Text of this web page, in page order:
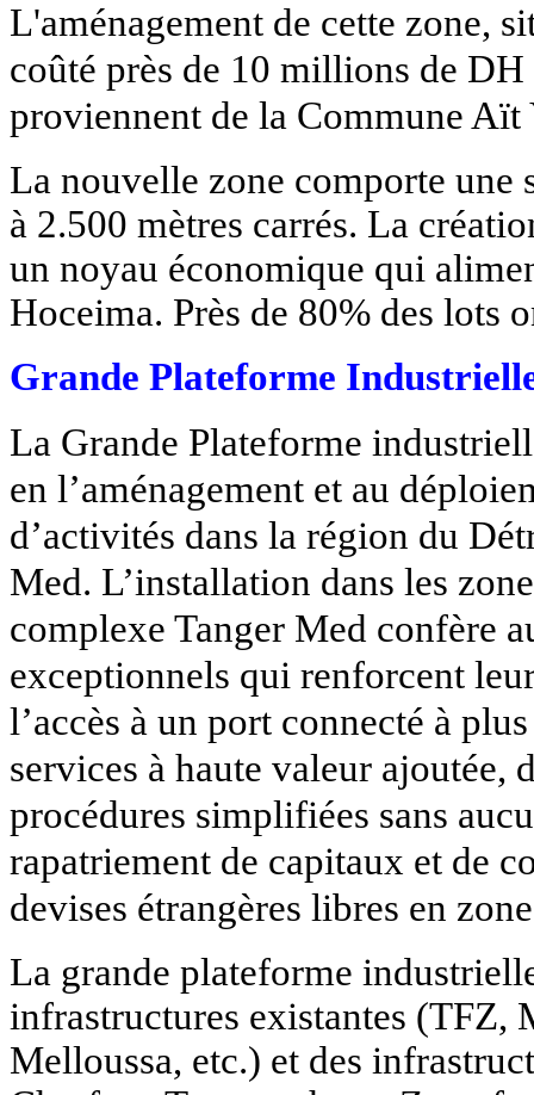
L'aménagement de cette zone,
coûté près de 10 millions de
proviennent de la Commune
La nouvelle zone comporte une
à 2.500 mètres carrés. La
un noyau économique qui
Hoceima. Près de 80% des lots
Grande Plateforme
La Grande Plateforme
en l’aménagement et au
d’activités dans la région du
Med. L’installation dans les
complexe Tanger Med confère
exceptionnels qui renforcent
l’accès à un port connecté à
services à haute valeur ajoutée,
procédures simplifiées sans
rapatriement de capitaux et de
devises étrangères libres en
La grande plateforme
infrastructures existantes (TFZ,
Melloussa, etc.) et des